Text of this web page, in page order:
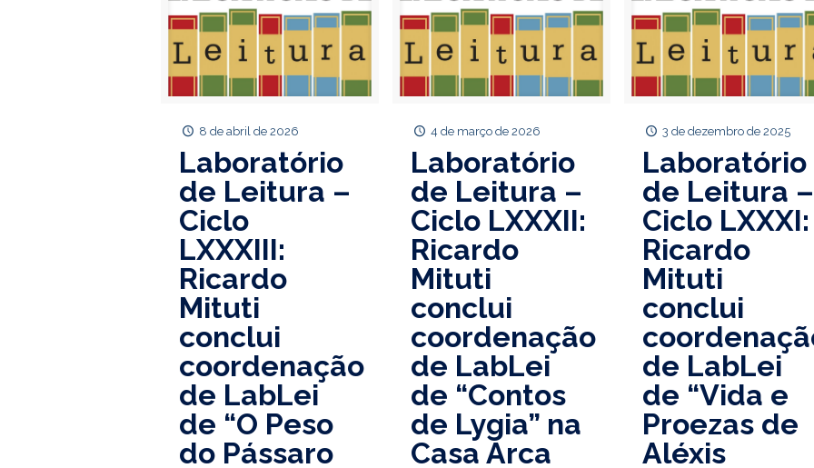
8 de abril de 2026
Laboratório
de Leitura –
Ciclo
LXXXIII:
Ricardo
Mituti
conclui
coordenação
de LabLei
de “O Peso
do Pássaro
4 de março de 2026
Laboratório
de Leitura –
Ciclo LXXXII:
Ricardo
Mituti
conclui
coordenação
de LabLei
de “Contos
de Lygia” na
Casa Arca
3 de dezembro de 2025
Laboratório
de Leitura –
Ciclo LXXXI:
Ricardo
Mituti
conclui
de LabLei
de “Vida e
Proezas de
Aléxis